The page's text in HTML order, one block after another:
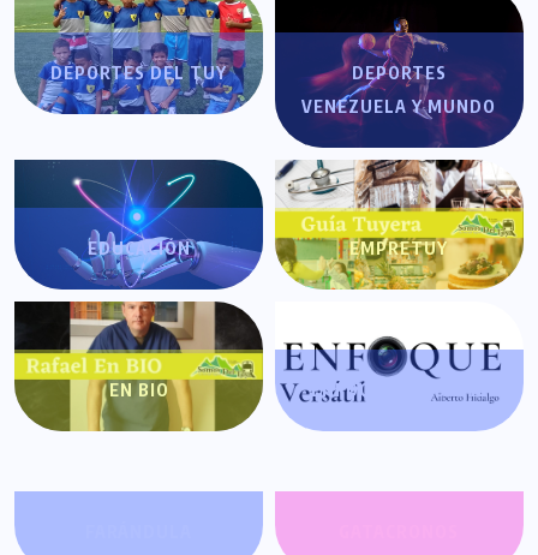
DEPORTES DEL TUY
DEPORTES
VENEZUELA Y MUNDO
EDUCACIÓN EMPRETUY
EN BIO ENFOQUE VERSÁTIL